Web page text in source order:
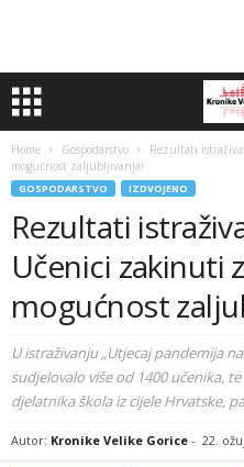
Home Gospodarstvo
Rezultati
mogućnost zaljubljivanja!
GOSPODARSTVO IZDVOJENO
Rezultati
Učenici zakinuti
mogućnost
U istraživanju „Utjecaj pandemija
sudjelovalo više od 1400 učenika,
djelatnika škola iz cijele Hrvatske,
Autor: Kronike Velike Gorice - 22.